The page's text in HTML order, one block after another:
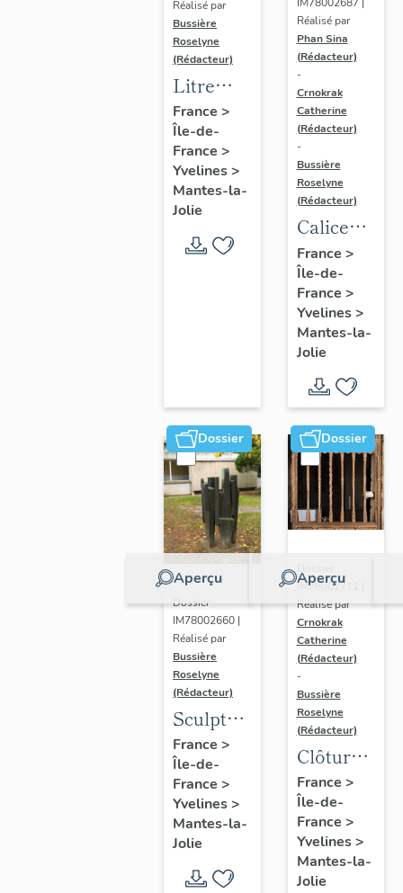
Réalisé par
Bussière
Roselyne
(Rédacteur)
Litre
funéraire
du
prince
de Conti
France >
Île-de-
France >
Yvelines>
Mantes-la-
Jolie
Réalisé par
Phan Sina
(Rédacteur)
-
Crnokrak
Catherine
(Rédacteur)
-
Bussière
Roselyne
(Rédacteur)
Calice
n°2 et sa
patène
France >
Île-de-
France >
Yvelines>
Mantes-la-
Jolie
Dossier
Aperçu
Dossier
IM78002660 |
Réalisé par
Bussière
Roselyne
(Rédacteur)
Sculpture
: la
Ronde
France >
Île-de-
France >
Yvelines>
Mantes-la-
Jolie
Dossier
Aperçu
IM78002711 |
Réalisé par
Crnokrak
Catherine
(Rédacteur)
-
Bussière
Roselyne
(Rédacteur)
Clôture
de
chœur
France >
Île-de-
France >
Yvelines>
Mantes-la-
Jolie